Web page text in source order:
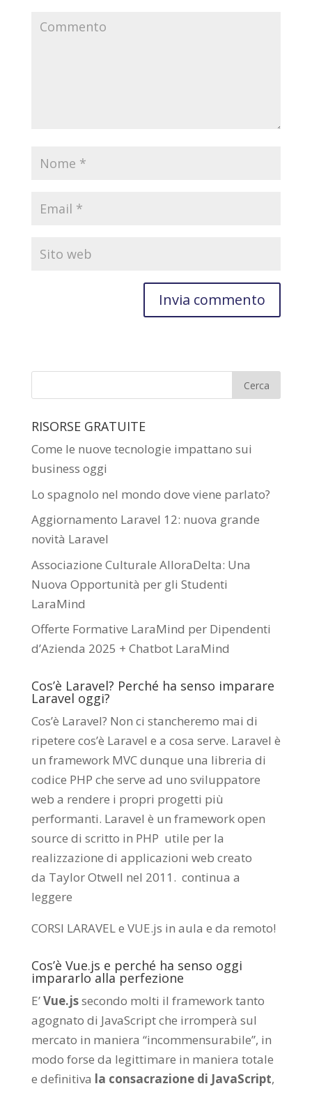
RISORSE GRATUITE
Come le nuove tecnologie impattano sui
business oggi
Lo spagnolo nel mondo dove viene parlato?
Aggiornamento Laravel 12: nuova grande
novità Laravel
Associazione Culturale AlloraDelta: Una
Nuova Opportunità per gli Studenti
LaraMind
Offerte Formative LaraMind per Dipendenti
d’Azienda 2025 + Chatbot LaraMind
Cos’è Laravel? Perché ha senso imparare
Laravel oggi?
Cos’è Laravel? Non ci stancheremo mai di
ripetere cos’è Laravel e a cosa serve. Laravel è
un framework MVC dunque una libreria di
codice PHP che serve ad uno sviluppatore
web a rendere i propri progetti più
performanti. Laravel è un framework open
source di scritto in PHP utile per la
realizzazione di applicazioni web creato
da Taylor Otwell nel 2011. continua a
leggere
CORSI LARAVEL e VUE.js in aula e da remoto!
Cos’è Vue.js e perché ha senso oggi
impararlo alla perfezione
E’Vue.jssecondo molti il framework tanto
agognato di JavaScript che irromperà sul
mercato in maniera “incommensurabile”, in
modo forse da legittimare in maniera totale
e definitiva la consacrazione di JavaScript,